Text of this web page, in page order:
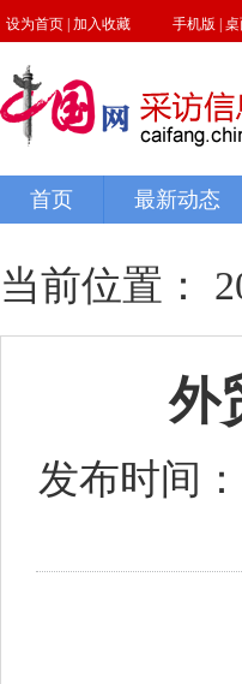
当前位置：
外
发布时间